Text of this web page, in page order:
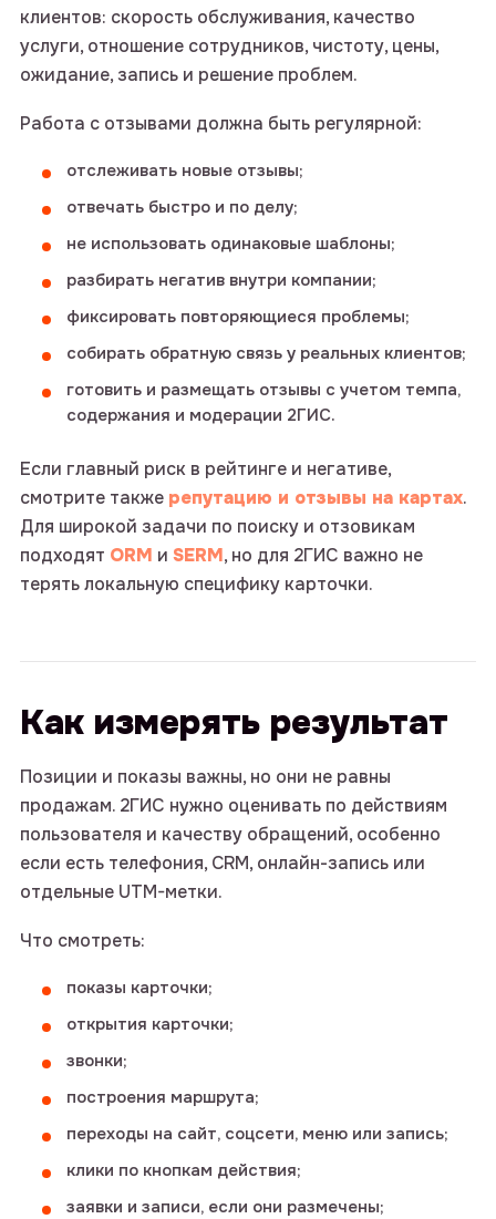
клиентов: скорость обслуживания, качество
услуги, отношение сотрудников, чистоту, цены,
ожидание, запись и решение проблем.
Работа с отзывами должна быть регулярной:
отслеживать новые отзывы;
отвечать быстро и по делу;
не использовать одинаковые шаблоны;
разбирать негатив внутри компании;
фиксировать повторяющиеся проблемы;
собирать обратную связь у реальных клиентов;
готовить и размещать отзывы с учетом темпа,
содержания и модерации 2ГИС.
Если главный риск в рейтинге и негативе,
смотрите также репутацию и отзывы на картах.
Для широкой задачи по поиску и отзовикам
подходят ORM и SERM, но для 2ГИС важно не
терять локальную специфику карточки.
Как измерять результат
Позиции и показы важны, но они не равны
продажам. 2ГИС нужно оценивать по действиям
пользователя и качеству обращений, особенно
если есть телефония, CRM, онлайн-запись или
отдельные UTM-метки.
Что смотреть:
показы карточки;
открытия карточки;
звонки;
построения маршрута;
переходы на сайт, соцсети, меню или запись;
клики по кнопкам действия;
заявки и записи, если они размечены;